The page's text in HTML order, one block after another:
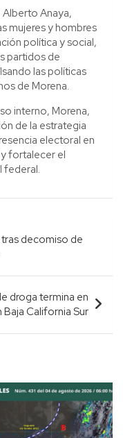
Alberto Anaya,
mujeres y hombres
política y social,
partidos de
las políticas
de Morena.
interno, Morena,
de la estrategia
electoral en
fortalecer el
federal.
decomiso de
droga termina en
California Sur